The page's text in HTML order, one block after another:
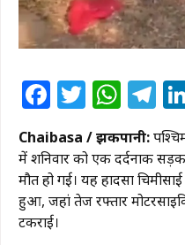
Facebook
Twitter
Chaibasa / झींकपानी:
में शनिवार को एक दर्दनाक
मौत हो गई। यह हादसा
हुआ, जहां तेज रफ्तार
टकराई।